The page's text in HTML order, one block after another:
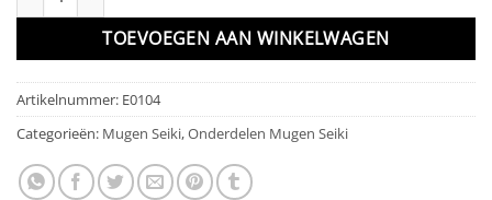
TOEVOEGEN AAN WINKELWAGEN
Artikelnummer: E0104
Categorieën: Mugen Seiki,Onderdelen Mugen Seiki